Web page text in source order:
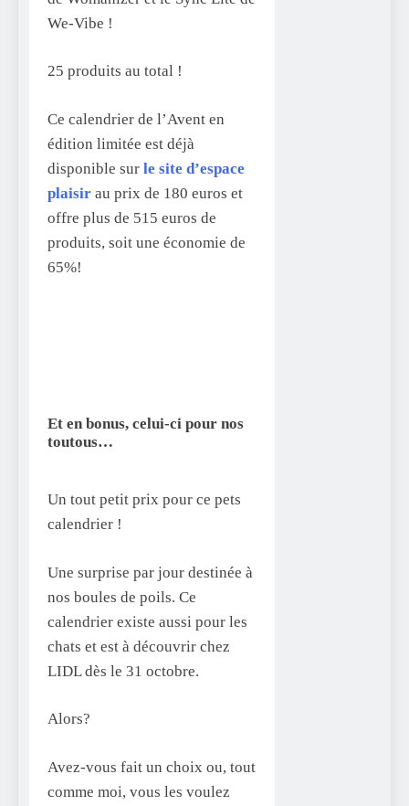
We-Vibe !
25 produits au total !
Ce calendrier de l’Avent en
édition limitée est déjà
disponible sur le site d’espace
plaisir au prix de 180 euros et
offre plus de 515 euros de
produits, soit une économie de
65%!
Et en bonus, celui-ci pour nos
toutous…
Un tout petit prix pour ce pets
calendrier !
Une surprise par jour destinée à
nos boules de poils. Ce
calendrier existe aussi pour les
chats et est à découvrir chez
LIDL dès le 31 octobre.
Alors?
Avez-vous fait un choix ou, tout
comme moi, vous les voulez